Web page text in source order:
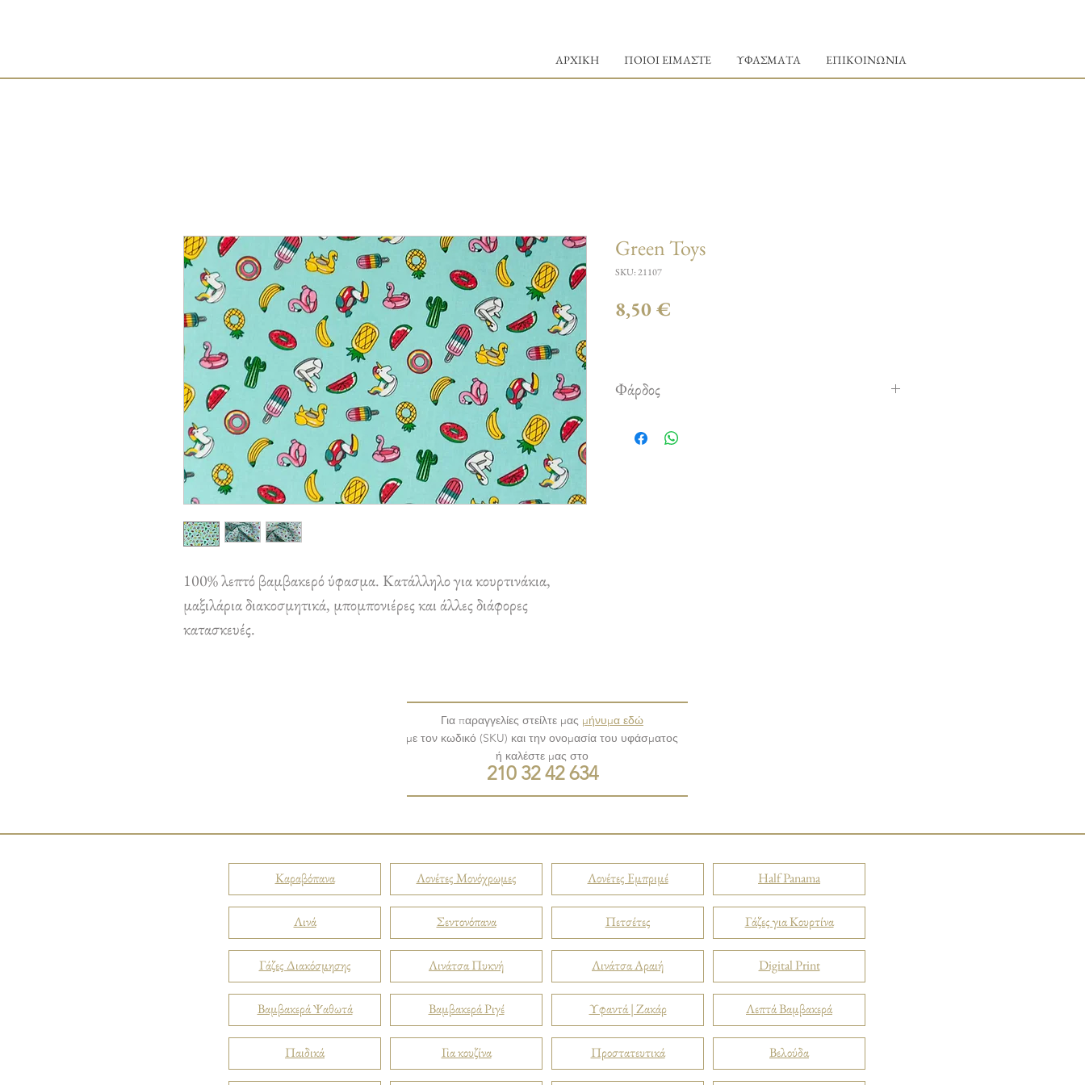
ΑΡΧΙΚΗ ΠΟΙΟΙ ΕΙΜΑΣΤΕ ΥΦΑΣΜΑΤΑ ΕΠΙΚΟΙΝΩΝΙΑ
100% λεπτό βαμβακερό ύφασμα. Κατάλληλο για κουρτινάκια,
μαξιλάρια διακοσμητικά, μπομπονιέρες και άλλες διάφορες
κατασκευές.
Green Toys
SKU: 21107
8,50 €
Φάρδος
Για παραγγελίες στείλτε μας μήνυμα εδώ
με τον κωδικό (SKU) και την ονομασία του υφάσματος
ή καλέστε μας στο
210 32 42 634
Καραβόπανα
Λινά
Γάζες Διακόσμησης
Βαμβακερά Ψαθωτά
Παιδικά
Λονέτες Μονόχρωμες
Σεντονόπανα
Λινάτσα Πυκνή
Βαμβακερά Ριγέ
Για κουζίνα
Λονέτες Εμπριμέ
Πετσέτες
Λινάτσα Αραιή
Υφαντά | Ζακάρ
Προστατευτικά
Half Panama
Γάζες για Κουρτίνα
Digital Print
Λεπτά Βαμβακερά
Βελούδα